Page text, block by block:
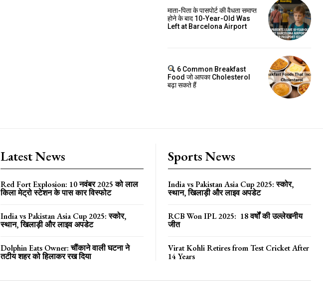
माता-पिता के पासपोर्ट की वैधता समाप्त
होने के बाद 10-Year-Old Was
Left at Barcelona Airport
6 Common Breakfast
Food जो आपका Cholesterol
बढ़ा सकते हैं
Latest News
Red Fort Explosion: 10 नवंबर 2025 को लाल
किला मेट्रो स्टेशन के पास कार विस्फोट
India vs Pakistan Asia Cup 2025: स्कोर,
स्थान, खिलाड़ी और लाइव अपडेट
Dolphin Eats Owner: चौंकाने वाली घटना ने
तटीय शहर को हिलाकर रख दिया
Sports News
India vs Pakistan Asia Cup 2025: स्कोर,
स्थान, खिलाड़ी और लाइव अपडेट
RCB Won IPL 2025: 18 वर्षों की उल्लेखनीय
जीत
Virat Kohli Retires from Test Cricket After
14 Years